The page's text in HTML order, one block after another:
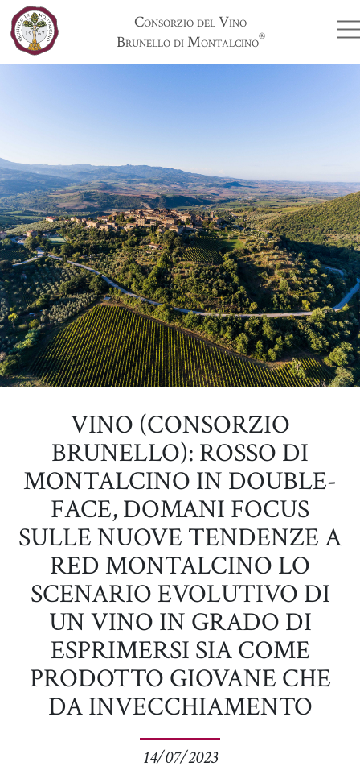
Consorzio del Vino
Brunello di Montalcino®
VINO (CONSORZIO
BRUNELLO): ROSSO DI
MONTALCINO IN DOUBLE-
FACE, DOMANI FOCUS
SULLE NUOVE TENDENZE A
RED MONTALCINO LO
SCENARIO EVOLUTIVO DI
UN VINO IN GRADO DI
ESPRIMERSI SIA COME
PRODOTTO GIOVANE CHE
DA INVECCHIAMENTO
14/07/2023